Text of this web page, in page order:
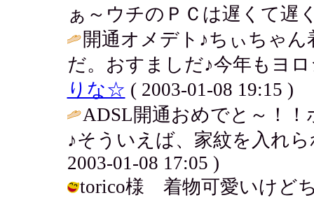
ぁ～ウチのＰＣは遅くて遅
開通オメデト♪ちぃちゃ
だ。おすましだ♪今年もヨ
りな☆ ( 2003-01-08 19:15 )
ADSL開通おめでと～！
♪そういえば、家紋を入れ
2003-01-08 17:05 )
torico様 着物可愛いけど